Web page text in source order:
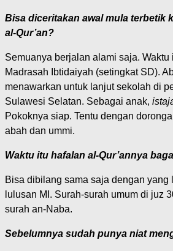
Bisa diceritakan awal mula terbetik
al-Qur’an?
Semuanya berjalan alami saja. Waktu
Madrasah Ibtidaiyah (setingkat SD).
menawarkan untuk lanjut sekolah di
Sulawesi Selatan. Sebagai anak,
Pokoknya siap. Tentu dengan
abah dan ummi.
Waktu itu hafalan al-Qur’annya
Bisa dibilang sama saja dengan yang
lulusan MI. Surah-surah umum di juz
surah an-Naba.
Sebelumnya sudah punya niat